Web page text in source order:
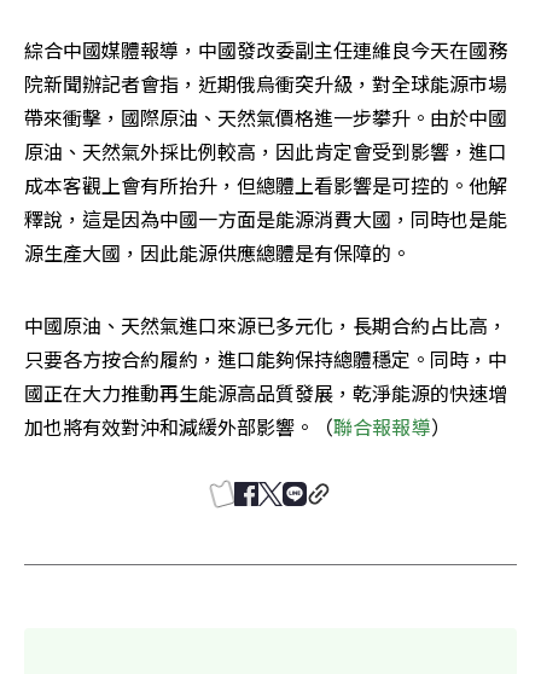
綜合中國媒體報導，中國發改委副主任連維良今天在國務
院新聞辦記者會指，近期俄烏衝突升級，對全球能源市場
帶來衝擊，國際原油、天然氣價格進一步攀升。由於中國
原油、天然氣外採比例較高，因此肯定會受到影響，進口
成本客觀上會有所抬升，但總體上看影響是可控的。他解
釋說，這是因為中國一方面是能源消費大國，同時也是能
源生產大國，因此能源供應總體是有保障的。
中國原油、天然氣進口來源已多元化，長期合約占比高，
只要各方按合約履約，進口能夠保持總體穩定。同時，中
國正在大力推動再生能源高品質發展，乾淨能源的快速增
加也將有效對沖和減緩外部影響。（聯合報報導）